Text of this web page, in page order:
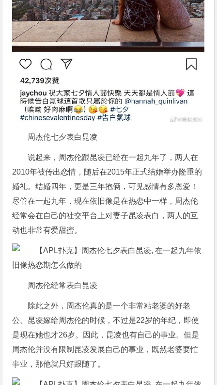
周杰伦七夕表白昆凌
说起来，周杰伦跟昆凌已经在一起九年了，两人在
2010年被传出恋情，随后在2015年正式结婚举办隆重的
婚礼。结婚四年，更是三年抱俩，可见感情有多恩爱！
尽管在一起九年，现在依旧像是在热恋中一样，周杰伦
经常会在自己的社交平台上对妻子昆凌表白，两人的互
动也非常有爱甜蜜。
周杰伦经常表白昆凌
除此之外，周杰伦真的是一个非常粘老婆的好老
公。昆凌嫁给周杰伦的时候，不过是22岁的年纪，即使
是现在她也才26岁。因此，昆凌也有自己的事业。但是
周杰伦并没有限制昆凌发展自己的事业，既然老婆要忙
事业，那他就只好跟随了。